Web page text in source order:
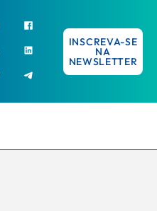
INSCREVA-SE
NA
NEWSLETTER